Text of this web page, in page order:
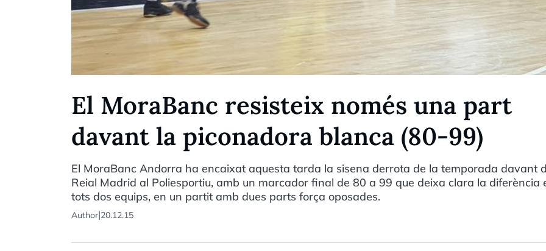
El MoraBanc resisteix només una part
davant la piconadora blanca (80-99)
El MoraBanc Andorra ha encaixat aquesta tarda la sisena derrota de la temporada davant
Reial Madrid al Poliesportiu, amb un marcador final de 80 a 99 que deixa clara la diferència
tots dos equips, en un partit amb dues parts força oposades.
Author|20.12.15